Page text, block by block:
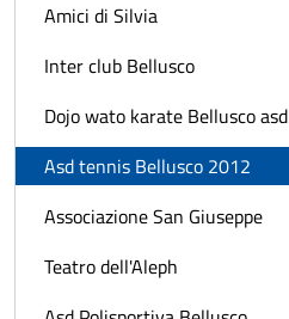
Amici di Silvia
Inter club Bellusco
Dojo wato karate Bellusco asd
Asd tennis Bellusco 2012
Associazione San Giuseppe
Teatro dell'Aleph